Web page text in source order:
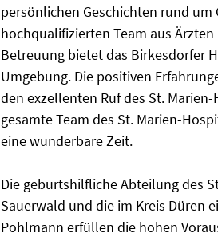
persönlichen Geschichten rund
hochqualifizierten Team aus
Betreuung bietet das Birkesdorfer
Umgebung. Die positiven
den exzellenten Ruf des St.
gesamte Team des St. Marien-
eine wunderbare Zeit.
Die geburtshilfliche Abteilung des
Sauerwald und die im Kreis Düren
Pohlmann erfüllen die hohen